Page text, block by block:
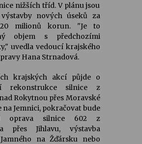
nižších tříd. V plánu jsou
nových úseků za
milionů korun. "Je to
objem s předchozími
uvedla vedoucí krajského
Hana Strnadová.
krajských akcí půjde o
rekonstrukce silnice z
Rokytnou přes Moravské
na Jemnici, pokračovat bude
oprava silnice 602 z
přes Jihlavu, výstavba
na Žďársku nebo